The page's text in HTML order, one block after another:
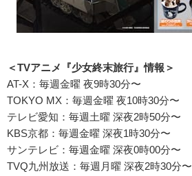
＜TVアニメ『少女終末旅行』情報＞
AT-X：毎週金曜 夜9時30分〜
TOKYO MX：毎週金曜 夜10時30分〜
テレビ愛知：毎週土曜 深夜2時50分〜
KBS京都：毎週金曜 深夜1時30分〜
サンテレビ：毎週金曜 深夜0時00分〜
TVQ九州放送：毎週月曜 深夜2時30分〜